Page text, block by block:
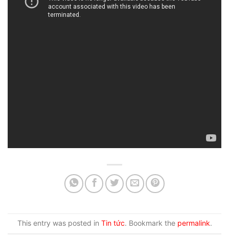
This entry was posted in Tin tức. Bookmark the permalink.